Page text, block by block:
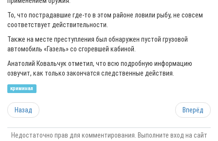
То, что пострадавшие где-то в этом районе ловили рыбу, не совсем
соответствует действительности.
Также на месте преступления был обнаружен пустой грузовой
автомобиль «Газель» со сгоревшей кабиной.
Анатолий Ковальчук отметил, что всю подробную информацию
озвучит, как только закончатся следственные действия.
криминал
Назад Вперёд
Недостаточно прав для комментирования. Выполните вход на сайт